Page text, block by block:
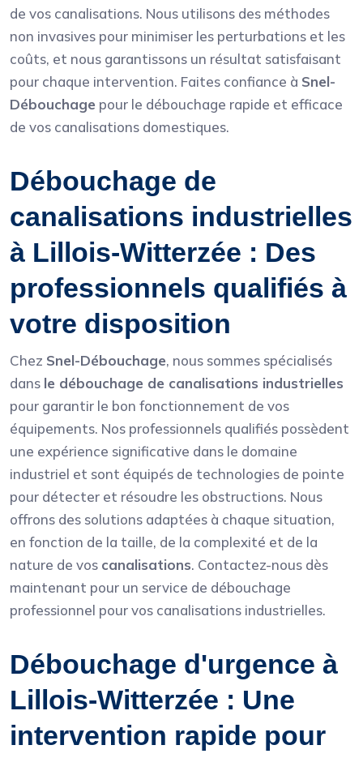
de vos canalisations. Nous utilisons des méthodes
non invasives pour minimiser les perturbations et les
coûts, et nous garantissons un résultat satisfaisant
pour chaque intervention. Faites confiance à Snel-
Débouchage pour le débouchage rapide et efficace
de vos canalisations domestiques.
Débouchage de
canalisations industrielles
à Lillois-Witterzée : Des
professionnels qualifiés à
votre disposition
Chez Snel-Débouchage, nous sommes spécialisés
dans le débouchage de canalisations industrielles
pour garantir le bon fonctionnement de vos
équipements. Nos professionnels qualifiés possèdent
une expérience significative dans le domaine
industriel et sont équipés de technologies de pointe
pour détecter et résoudre les obstructions. Nous
offrons des solutions adaptées à chaque situation,
en fonction de la taille, de la complexité et de la
nature de vos canalisations. Contactez-nous dès
maintenant pour un service de débouchage
professionnel pour vos canalisations industrielles.
Débouchage d'urgence à
Lillois-Witterzée : Une
intervention rapide pour